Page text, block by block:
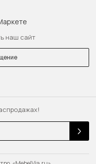
наш сайт